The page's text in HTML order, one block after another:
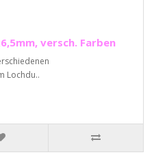
versch. Farben
Lochdu..